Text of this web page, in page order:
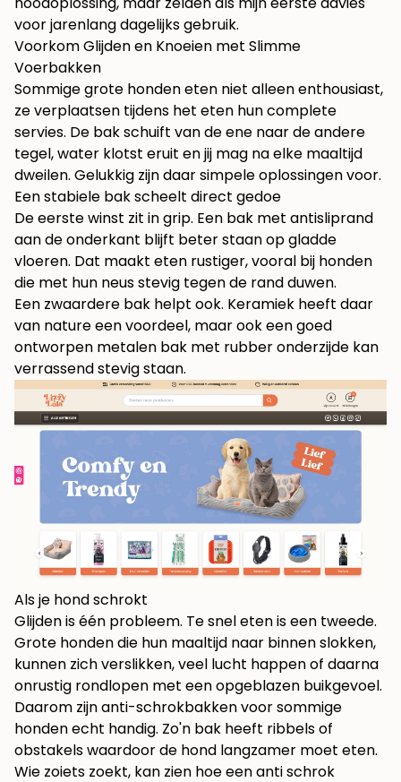
voor jarenlang dagelijks gebruik.
Voorkom Glijden en Knoeien met Slimme
Voerbakken
Sommige grote honden eten niet alleen enthousiast,
ze verplaatsen tijdens het eten hun complete
servies. De bak schuift van de ene naar de andere
tegel, water klotst eruit en jij mag na elke maaltijd
dweilen. Gelukkig zijn daar simpele oplossingen voor.
Een stabiele bak scheelt direct gedoe
De eerste winst zit in grip. Een bak met antisliprand
aan de onderkant blijft beter staan op gladde
vloeren. Dat maakt eten rustiger, vooral bij honden
die met hun neus stevig tegen de rand duwen.
Een zwaardere bak helpt ook. Keramiek heeft daar
van nature een voordeel, maar ook een goed
ontworpen metalen bak met rubber onderzijde kan
verrassend stevig staan.
Als je hond schrokt
Glijden is één probleem. Te snel eten is een tweede.
Grote honden die hun maaltijd naar binnen slokken,
kunnen zich verslikken, veel lucht happen of daarna
onrustig rondlopen met een opgeblazen buikgevoel.
Daarom zijn anti-schrokbakken voor sommige
honden echt handig. Zo'n bak heeft ribbels of
obstakels waardoor de hond langzamer moet eten.
Wie zoiets zoekt, kan zien hoe eenanti schrok